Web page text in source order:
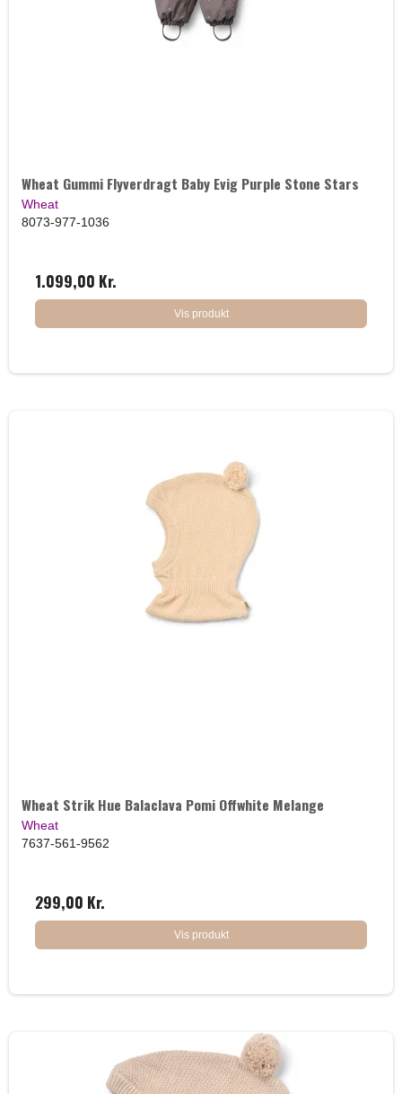
Wheat Gummi Flyverdragt Baby Evig Purple Stone Stars
Wheat
8073-977-1036
1.099,00 Kr.
Vis produkt
Wheat Strik Hue Balaclava Pomi Offwhite Melange
Wheat
7637-561-9562
299,00 Kr.
Vis produkt